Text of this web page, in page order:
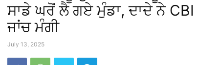
ਸਾਡੇ ਘਰੋਂ ਲੈ ਗਏ ਮੁੰਡਾ, ਦਾਦੇ ਨੇ CBI
ਜਾਂਚ ਮੰਗੀ
July 13, 2025